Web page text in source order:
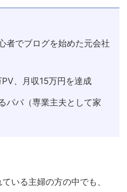
者でブログを始めた元会社
、月収15万円を達成
パパ（専業主夫として家
いる主婦の方の中でも、